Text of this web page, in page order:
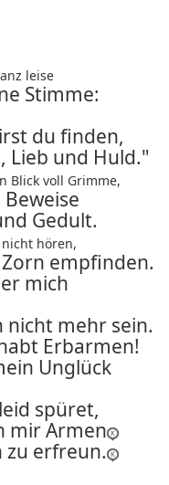
leise
Stimme:
du finden,
Lieb und Huld."
Blick voll Grimme,
Gedult.
hören,
empfinden.
mich
nicht mehr sein.
Erbarmen!
Unglück
spüret,
mir Armen
zu erfreun.